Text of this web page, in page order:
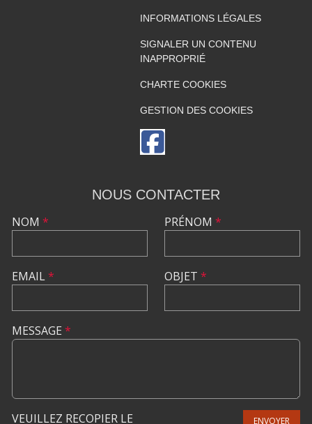
INFORMATIONS LÉGALES
SIGNALER UN CONTENU
INAPPROPRIÉ
CHARTE COOKIES
GESTION DES COOKIES
NOUS CONTACTER
NOM *
EMAIL*
PRÉNOM *
OBJET *
MESSAGE *
VEUILLEZ RECOPIER LE ENVOYER